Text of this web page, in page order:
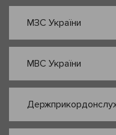
МЗС України
МВС України